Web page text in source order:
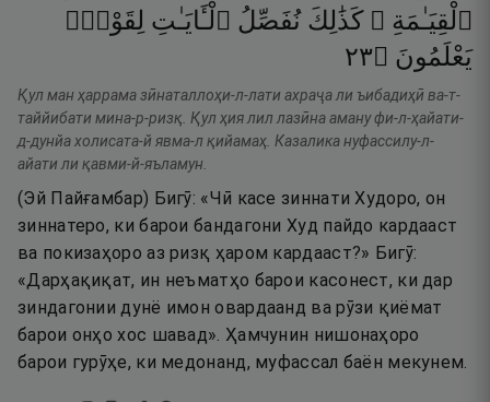
ٱلْقِيَـٰمَةِ ۗ كَذَٰلِكَ نُفَصِّلُ ٱلْـَٔايَـٰتِ لِقَوْمٍۢ
يَعْلَمُونَ ۝٣٢
Қул ман ҳаррама зӣнаталлоҳи-л-лати ахраҷа ли ъибадиҳӣ ва-т-
таййибати мина-р-ризқ. Қул ҳия лил лазӣна аману фи-л-ҳайати-
д-дунйа холисата-й явма-л қийамаҳ. Казалика нуфассилу-л-
айати ли қавми-й-яъламун.
(Эй Пайғамбар) Бигӯ: «Чӣ касе зиннати Худоро, он
зиннатеро, ки барои бандагони Худ пайдо кардааст
ва покизаҳоро аз ризқ ҳаром кардааст?» Бигӯ:
«Дарҳақиқат, ин неъматҳо барои касонест, ки дар
зиндагонии дунё имон овардаанд ва рӯзи қиёмат
барои онҳо хос шавад». Ҳамчунин нишонаҳоро
барои гурӯҳе, ки медонанд, муфассал баён мекунем.